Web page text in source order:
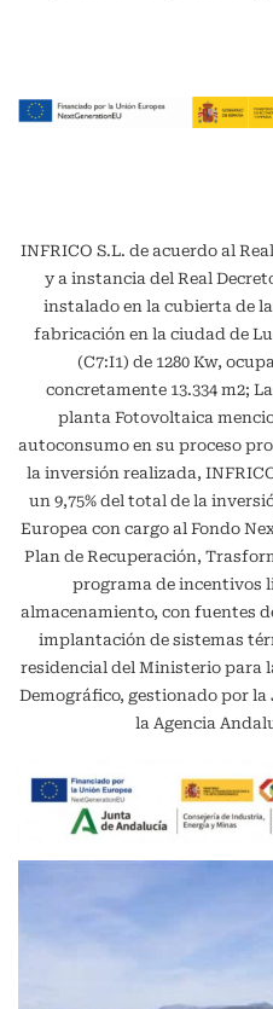
INFRICO S.L. de acuerdo al
y a instancia del Real
instalado en la cubierta de
fabricación en la ciudad de
(C7:I1) de 1280 Kw,
concretamente 13.334 m2;
planta Fotovoltaica
autoconsumo en su proceso
la inversión realizada,
un 9,75% del total de la
Europea con cargo al Fondo
Plan de Recuperación,
programa de incentivos
almacenamiento, con fuentes
implantación de sistemas
residencial del Ministerio para
Demográfico, gestionado por
la Agencia